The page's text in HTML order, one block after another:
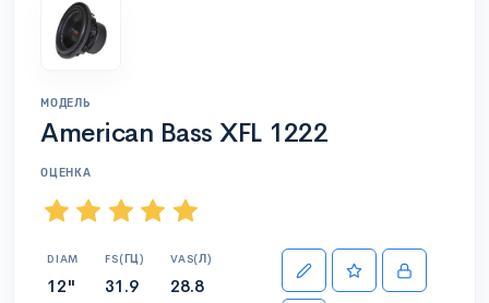
МОДЕЛЬ
American Bass XFL 1222
ОЦЕНКА
DIAM
12"
FS(ГЦ)
31.9
VAS(Л)
28.8